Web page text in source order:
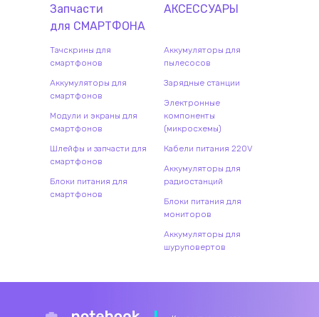
Запчасти
для СМАРТФОНА
Тачскрины для
смартфонов
Аккумуляторы для
смартфонов
Модули и экраны для
смартфонов
Шлейфы и запчасти для
смартфонов
Блоки питания для
смартфонов
АКСЕССУАРЫ
Аккумуляторы для
пылесосов
Зарядные станции
Электронные
компоненты
(микросхемы)
Кабели питания 220V
Аккумуляторы для
радиостанций
Блоки питания для
мониторов
Аккумуляторы для
шуруповертов